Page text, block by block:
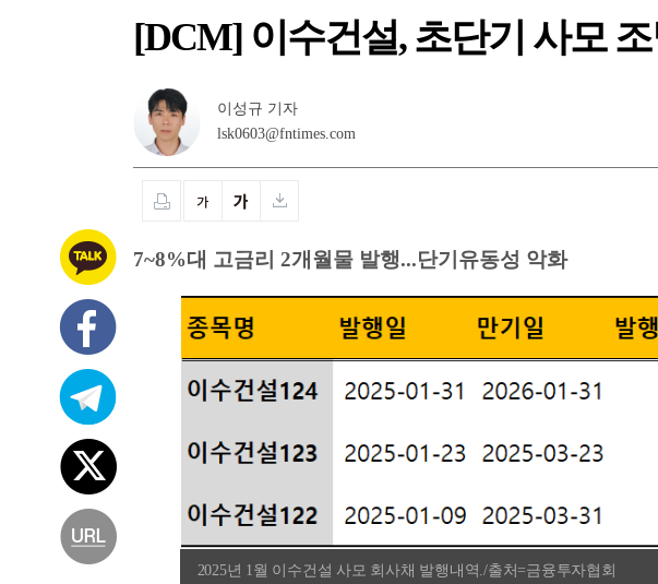
[DCM] 이수건설, 초단기 사모
이성규 기자
lsk0603@fntimes.com
7~8%대 고금리 2개월물 발행...단기유동성 악화
2025년 1월 이수건설 사모 회사채 발행내역./출처=금융투자협회